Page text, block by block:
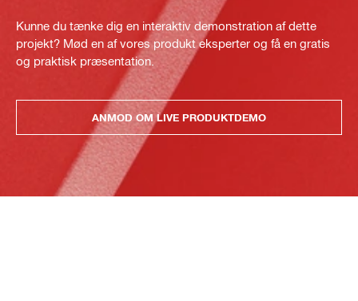
Kunne du tænke dig en interaktiv demonstration af dette
projekt? Mød en af vores produkt eksperter og få en gratis
og praktisk præsentation.
ANMOD OM LIVE PRODUKTDEMO